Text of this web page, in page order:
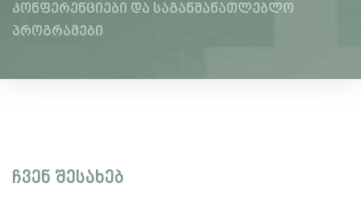
კონფერენციები და საგანმანათლებლო
პროგრამები
ჩვენ შესახებ